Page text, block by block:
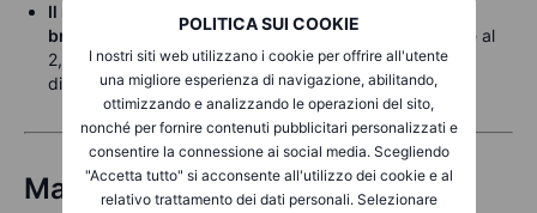
POLITICA SUI COOKIE
I nostri siti web utilizzano i cookie per offrire all'utente
una migliore esperienza di navigazione, abilitando,
ottimizzando e analizzando le operazioni del sito,
nonché per fornire contenuti pubblicitari personalizzati e
consentire la connessione ai social media. Scegliendo
"Accetta tutto" si acconsente all'utilizzo dei cookie e al
relativo trattamento dei dati personali. Selezionare
Il rendimento del Bund tedesco a 10 anni è salito
bruscamente
, con un incremento di circa 6 punti base al
2,86%, il livello più alto da marzo, in seguito a vendite
diffuse sui titoli sovrani europei.
Materie prime